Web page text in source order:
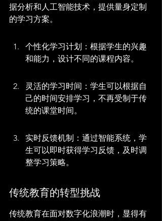
据分析和人工智能技术，提供量身定制
的学习方案。
个性化学习计划：根据学生的兴趣
和能力，设计不同的课程内容。
灵活的学习时间：学生可以根据自
己的时间安排学习，不再受制于传
统的课堂时间。
实时反馈机制：通过智能系统，学
生可以即时获得学习反馈，及时调
整学习策略。
传统教育的转型挑战
传统教育在面对数字化浪潮时，显得有